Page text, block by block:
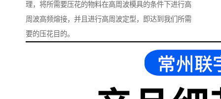
理，将所需要压花的物料在高周波模具的条件下进行高
周波高频熔接，并且进行高周波定型，即达到我们所需
要的压花目的。